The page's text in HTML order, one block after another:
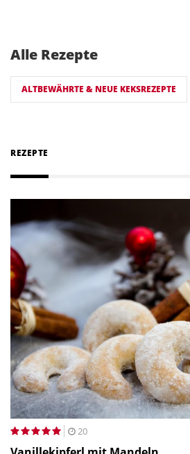
Alle Rezepte
ALTBEWÄHRTE & NEUE KEKSREZEPTE
REZEPTE
20